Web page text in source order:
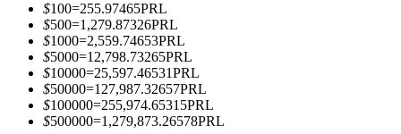
$100=255.97465PRL
$500=1,279.87326PRL
$1000=2,559.74653PRL
$5000=12,798.73265PRL
$10000=25,597.46531PRL
$50000=127,987.32657PRL
$100000=255,974.65315PRL
$500000=1,279,873.26578PRL